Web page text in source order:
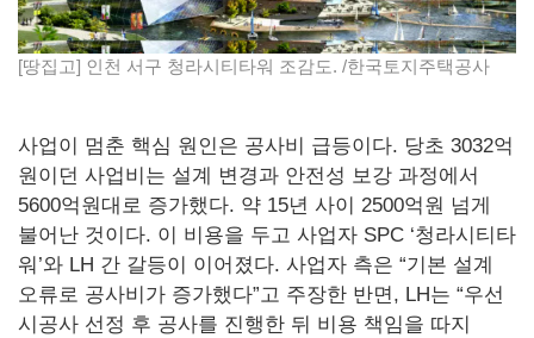
[땅집고] 인천 서구 청라시티타워 조감도. /한국토지주택공사
사업이 멈춘 핵심 원인은 공사비 급등이다. 당초 3032억
원이던 사업비는 설계 변경과 안전성 보강 과정에서
5600억원대로 증가했다. 약 15년 사이 2500억원 넘게
불어난 것이다. 이 비용을 두고 사업자 SPC ‘청라시티타
워’와 LH 간 갈등이 이어졌다. 사업자 측은 “기본 설계
오류로 공사비가 증가했다”고 주장한 반면, LH는 “우선
시공사 선정 후 공사를 진행한 뒤 비용 책임을 따지